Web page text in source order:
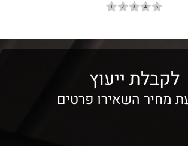
לקבלת ייעוץ
מחיר השאירו פרטים